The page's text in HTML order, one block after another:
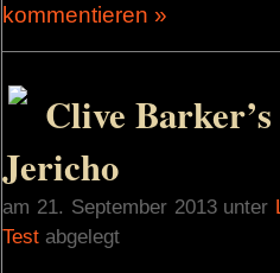
kommentieren »
Clive Barker’s
Jericho
am 21. September 2013 unter
Test abgelegt